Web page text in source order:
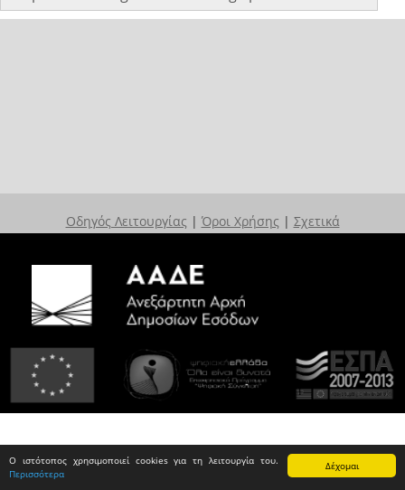
Δέχομαι
Ο ιστότοπος χρησιμοποιεί cookies για τη λειτουργία του.
Περισσότερα
Οδηγός Λειτουργίας | Όροι Χρήσης | Σχετικά